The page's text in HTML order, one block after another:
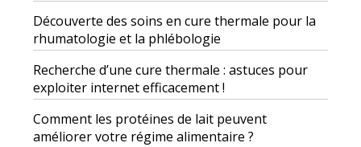
Découverte des soins en cure thermale pour la
rhumatologie et la phlébologie
Recherche d’une cure thermale : astuces pour
exploiter internet efficacement !
Comment les protéines de lait peuvent
améliorer votre régime alimentaire ?